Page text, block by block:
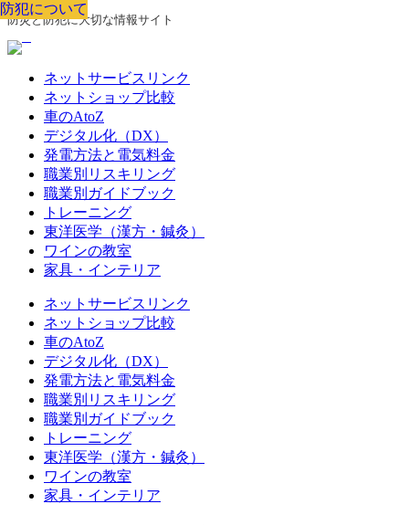
防災と防犯に大切な情報サイト
ネットサービスリンク
ネットショップ比較
車のAtoZ
デジタル化（DX）
発電方法と電気料金
職業別リスキリング
職業別ガイドブック
トレーニング
東洋医学（漢方・鍼灸）
ワインの教室
家具・インテリア
ネットサービスリンク
ネットショップ比較
車のAtoZ
デジタル化（DX）
発電方法と電気料金
職業別リスキリング
職業別ガイドブック
トレーニング
東洋医学（漢方・鍼灸）
ワインの教室
家具・インテリア
防犯について
防犯について
防犯について
防犯について
防犯について
防犯について
防犯について